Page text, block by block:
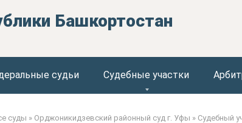
Башкортостан
судьи Судебные участки
суды » Орджоникидзевский районный суд г. Уфы » Судебный